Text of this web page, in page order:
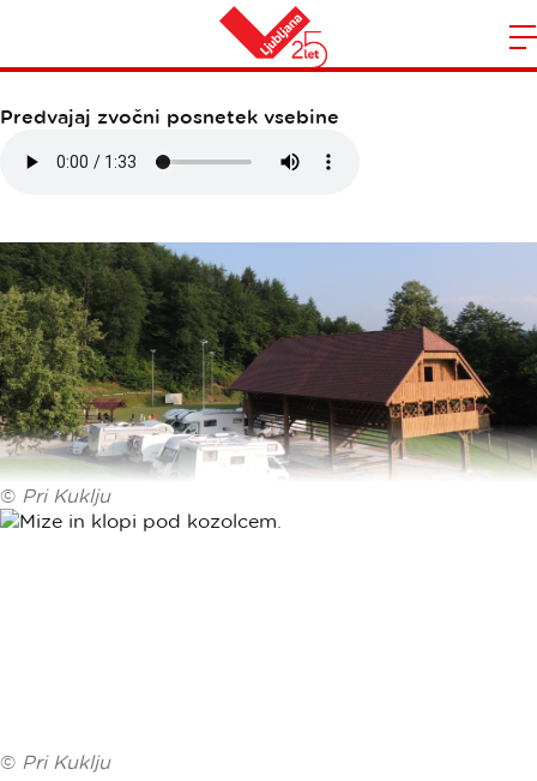
Domov
GOSTILNA PRI ROZI
Predvajaj zvočni posnetek vsebine
© Pri Kuklju
© Pri Kuklju